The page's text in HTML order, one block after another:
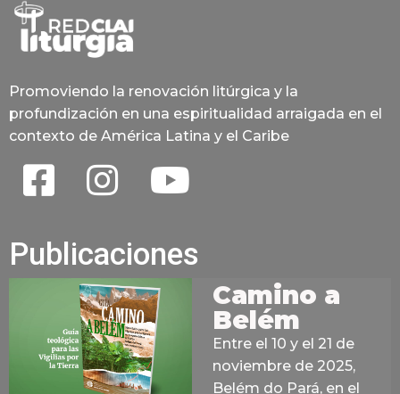
Promoviendo la renovación litúrgica y la
profundización en una espiritualidad arraigada en el
contexto de América Latina y el Caribe
Publicaciones
Camino a
Belém
Entre el 10 y el 21 de
noviembre de 2025,
Belém do Pará, en el